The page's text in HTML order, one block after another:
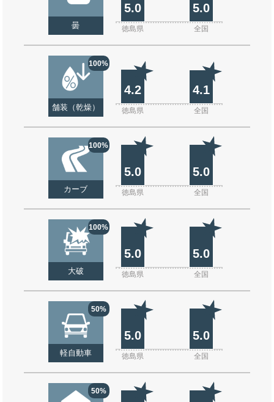
曇
5.0 5.0
徳島県 全国
100%
舗装（乾燥）
4.2 4.1
徳島県 全国
100%
カーブ
5.0 5.0
徳島県 全国
100%
大破
5.0 5.0
徳島県 全国
50%
軽自動車
5.0 5.0
徳島県 全国
50%